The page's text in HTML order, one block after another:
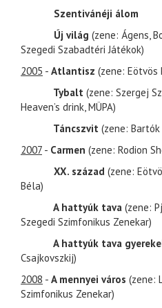
Szentivánéji álom
Új világ (zene: Ágens,
Szegedi Szabadtéri Játékok)
2005 - Atlantisz (zene: Eötvös
Tybalt (zene: Szergej
Heaven’s drink, MÜPA)
Táncszvit (zene: Bartók
2007 - Carmen (zene: Rodion
XX. század (zene:
Béla)
A hattyúk tava (zene:
Szegedi Szimfonikus Zenekar)
A hattyúk tava
Csajkovszkij)
2008 - A mennyei város (zene:
Szimfonikus Zenekar)